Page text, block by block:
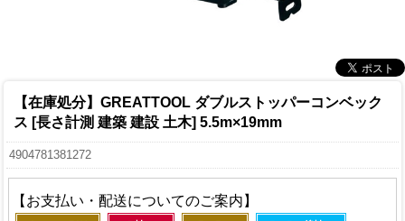
【在庫処分】GREATTOOL ダブルストッパーコンベック
ス [長さ計測 建築 建設 土木] 5.5m×19mm
4904781381272
【お支払い・配送についてのご案内】